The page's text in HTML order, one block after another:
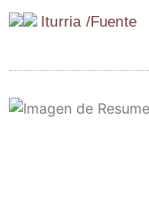
Itu­rria /​Fuen­te